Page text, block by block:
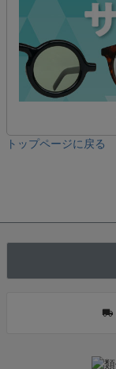
トップページに戻る